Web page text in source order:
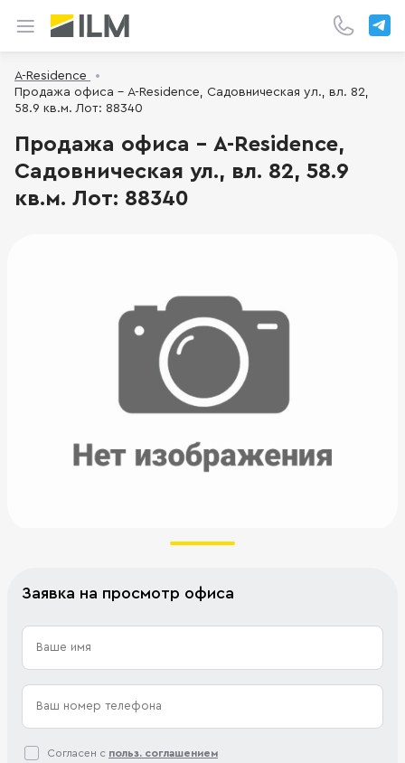
A-Residence
Продажа офиса - A-Residence, Садовническая ул., вл. 82,
58.9 кв.м. Лот: 88340
Продажа офиса - A-Residence,
Садовническая ул., вл. 82, 58.9
кв.м. Лот: 88340
Заявка на просмотр офиса
Согласен с польз. соглашением